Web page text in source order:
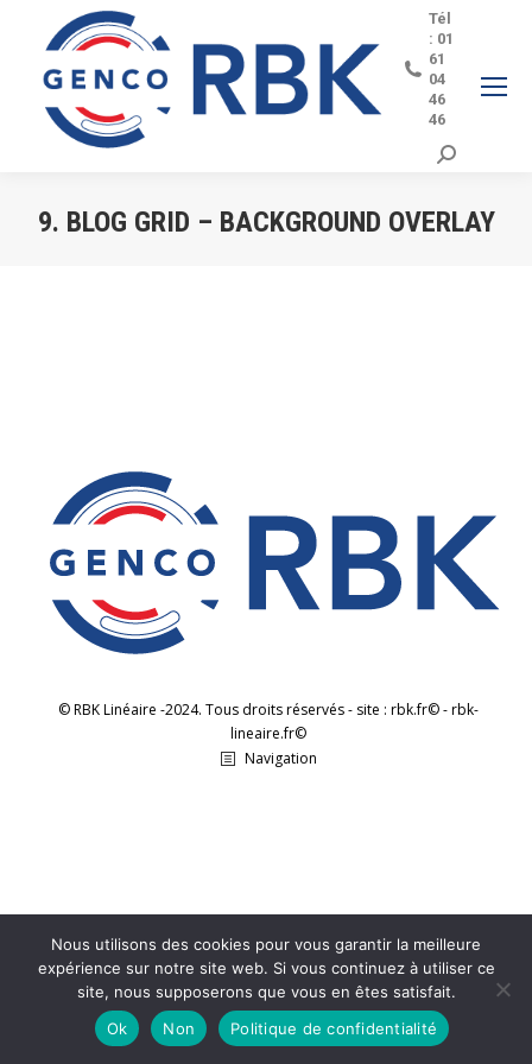
Tél
: 01
61
04
46
46
Search:
9. BLOG GRID – BACKGROUND OVERLAY
© RBK Linéaire -2024. Tous droits réservés - site : rbk.fr© - rbk-
lineaire.fr©
Navigation
Nous utilisons des cookies pour vous garantir la meilleure
expérience sur notre site web. Si vous continuez à utiliser ce
site, nous supposerons que vous en êtes satisfait.
Ok
Non Politique de confidentialité